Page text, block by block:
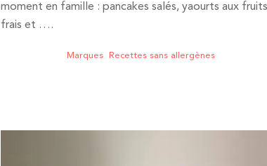
moment en famille : pancakes salés, yaourts aux fruits
frais et ….
Marques, Recettes sans allergènes